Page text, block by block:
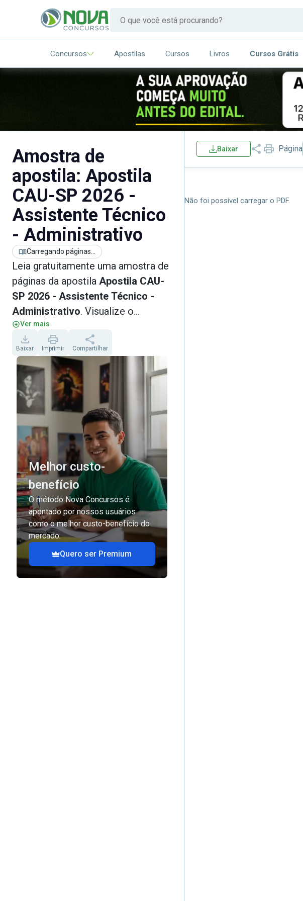
Concursos Apostilas Cursos Livros Cursos Grátis
Amostra de
apostila: Apostila
CAU-SP 2026 -
Assistente Técnico
- Administrativo
Carregando páginas...
Leia gratuitamente uma amostra de
páginas da apostila Apostila CAU-
SP 2026 - Assistente Técnico -
Administrativo. Visualize o
conteúdo no Reader, baixe o PDF
ou navegue pelas páginas no celular
e no computador.
Ver mais
Baixar Imprimir Compartilhar
Melhor custo-
benefício
O método Nova Concursos é
apontado por nossos usuários
como o melhor custo-benefício do
mercado.
Quero ser Premium
Baixar Página
Não foi possível carregar o PDF.